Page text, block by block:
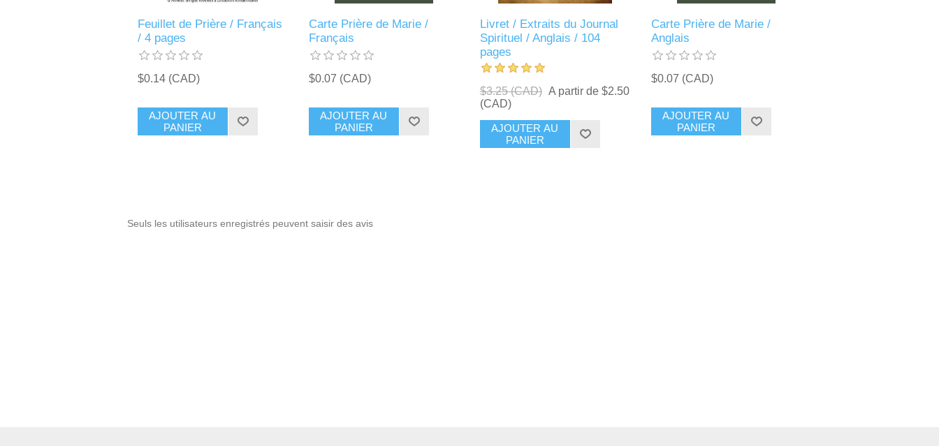
Feuillet de Prière / Français
/ 4 pages
$0.14 (CAD)
AJOUTER AU
PANIER
Carte Prière de Marie /
Français
$0.07 (CAD)
AJOUTER AU
PANIER
Livret / Extraits du Journal
Spirituel / Anglais / 104
pages
$3.25 (CAD) A partir de $2.50
(CAD)
AJOUTER AU
PANIER
Carte Prière de Marie /
Anglais
$0.07 (CAD)
AJOUTER AU
PANIER
Seuls les utilisateurs enregistrés peuvent saisir des avis